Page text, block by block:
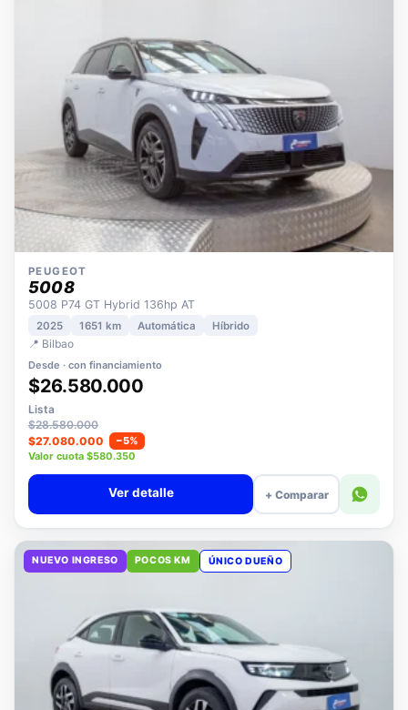
PEUGEOT
5008
5008 P74 GT Hybrid 136hp AT
2025
📍 Bilbao
Desde · con financiamiento
$26.580.000
Lista
$28.580.000
$27.080.000
−5%
Valor cuota $580.350
+ Comparar
NUEVO INGRESO POCOS KM